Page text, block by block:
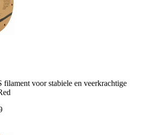
filament voor stabiele en veerkrachtige